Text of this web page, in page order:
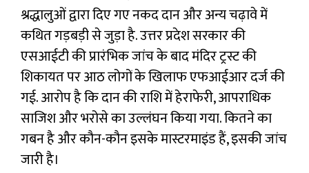
श्रद्धालुओं द्वारा दिए गए नकद दान और अन्य चढ़ावे में
कथित गड़बड़ी से जुड़ा है. उत्तर प्रदेश सरकार की
एसआईटी की प्रारंभिक जांच के बाद मंदिर ट्रस्ट की
शिकायत पर आठ लोगों के खिलाफ एफआईआर दर्ज की
गई. आरोप है कि दान की राशि में हेराफेरी, आपराधिक
साजिश और भरोसे का उल्लंघन किया गया. कितने का
गबन है और कौन-कौन इसके मास्टरमाइंड हैं, इसकी जांच
जारी है।